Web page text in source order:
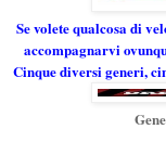
Se volete qualcosa di
accompagnarvi
Cinque diversi generi,